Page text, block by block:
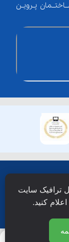
عطار، خیابان عطار، پلاک 26، ســاختــمان پـرویـن
ترافیک سایت
کنید.